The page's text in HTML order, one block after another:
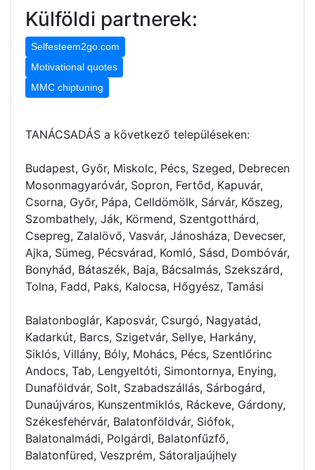
Külföldi partnerek:
Selfesteem2go.com
Motivational quotes
MMC chiptuning
TANÁCSADÁS a következő településeken:
Budapest, Győr, Miskolc, Pécs, Szeged, Debrecen
Mosonmagyaróvár, Sopron, Fertőd, Kapuvár,
Csorna, Győr, Pápa, Celldömölk, Sárvár, Kőszeg,
Szombathely, Ják, Körmend, Szentgotthárd,
Csepreg, Zalalövő, Vasvár, Jánosháza, Devecser,
Ajka, Sümeg, Pécsvárad, Komló, Sásd, Dombóvár,
Bonyhád, Bátaszék, Baja, Bácsalmás, Szekszárd,
Tolna, Fadd, Paks, Kalocsa, Hőgyész, Tamási
Balatonboglár, Kaposvár, Csurgó, Nagyatád,
Kadarkút, Barcs, Szigetvár, Sellye, Harkány,
Siklós, Villány, Bóly, Mohács, Pécs, Szentlőrinc
Andocs, Tab, Lengyeltóti, Simontornya, Enying,
Dunaföldvár, Solt, Szabadszállás, Sárbogárd,
Dunaújváros, Kunszentmiklós, Ráckeve, Gárdony,
Székesfehérvár, Balatonföldvár, Siófok,
Balatonalmádi, Polgárdi, Balatonfűzfő,
Balatonfüred, Veszprém, Sátoraljaújhely